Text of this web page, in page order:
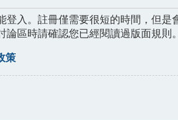
登入。註冊僅需要很短的時間，但
論區時請確認您已經閱讀過版面規則
策